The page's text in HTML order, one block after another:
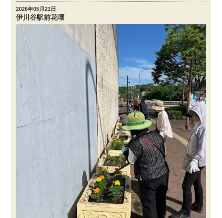
2026年05月21日
伊川谷駅前花壇